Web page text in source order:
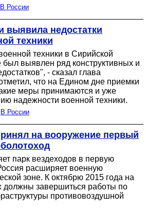
В России
выявила недостатки
техники
техники в Сирийской
был выявлен ряд конструктивных и
- сказал глава
что на Едином дне приемки
меры принимаются и уже
надежности военной техники.
В России
на вооружение первый
парк вездеходов в первую
расширяет военную
зоне. К октябрю 2015 года на
должны завершиться работы по
противовоздушной